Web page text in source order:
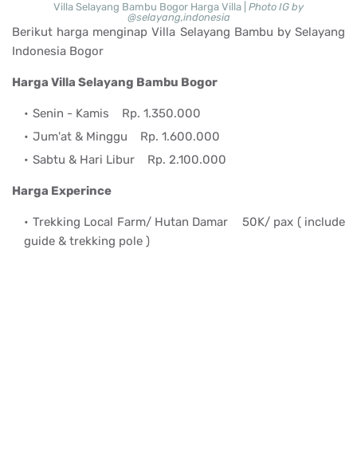
Villa Selayang Bambu Bogor Harga Villa | Photo IG by
@selayang,indonesia
Berikut harga menginap Villa Selayang Bambu by Selayang
Indonesia Bogor
Harga Villa Selayang Bambu Bogor
Senin - Kamis Rp. 1.350.000
Jum'at & Minggu Rp. 1.600.000
Sabtu & Hari Libur Rp. 2.100.000
Harga Experince
Trekking Local Farm/ Hutan Damar 50K/ pax ( include
guide & trekking pole )